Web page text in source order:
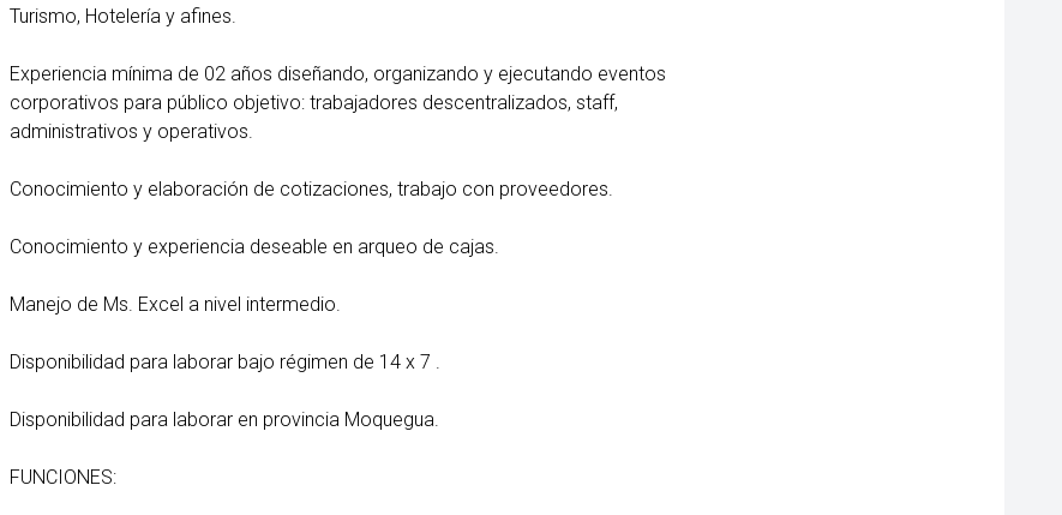
Turismo, Hotelería y afines.
Experiencia mínima de 02 años diseñando, organizando y ejecutando eventos
corporativos para público objetivo: trabajadores descentralizados, staff,
administrativos y operativos.
Conocimiento y elaboración de cotizaciones, trabajo con proveedores.
Conocimiento y experiencia deseable en arqueo de cajas.
Manejo de Ms. Excel a nivel intermedio.
Disponibilidad para laborar bajo régimen de 14 x 7 .
Disponibilidad para laborar en provincia Moquegua.
FUNCIONES: